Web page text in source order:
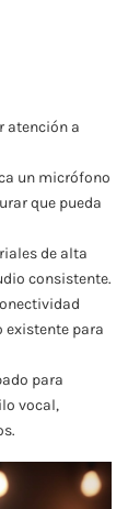
atención a
un micrófono
que pueda
de alta
consistente.
existente para
para
vocal,